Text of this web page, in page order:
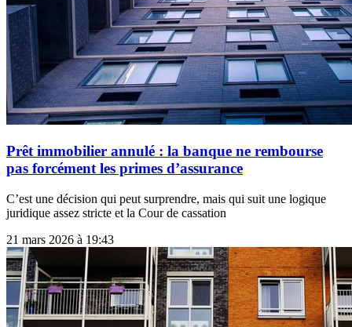
Prêt immobilier annulé : la banque ne rembourse
pas forcément les primes d’assurance
C’est une décision qui peut surprendre, mais qui suit une logique
juridique assez stricte et la Cour de cassation
21 mars 2026 à 19:43